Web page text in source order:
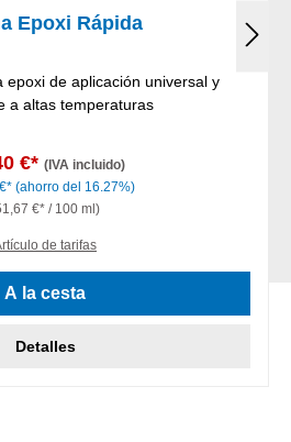
Epoxi Rápida
epoxi de aplicación universal y
a altas temperaturas
€* (IVA incluido)
(ahorro del 16.27%)
€* / 100 ml)
de tarifas
A la cesta
Detalles